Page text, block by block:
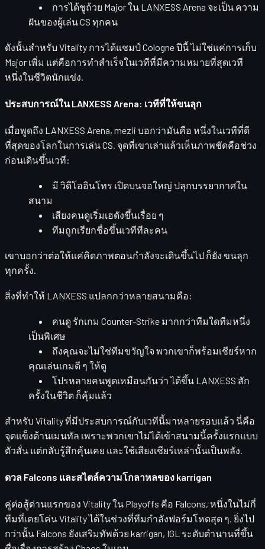
การได้ชูถ้วย Major ใน LANXESS Arena จะเป็น ความ
ฝันของผู้เล่น CS ทุกคน
ดังนั้นสำหรับ Vitality การได้แชมป์ Cologne ปีนี้ ไม่ใช่แค่การเก็บ
Major เพิ่ม แต่คือการทำสำเร็จในเวทีที่มีความหมายที่สุดเวที
หนึ่งในชีวิตนักแข่ง.
ประสบการณ์ใน LANXESS Arena: เวทีที่ให้ขนลุก
เมื่อพูดถึง LANXESS Arena, mezii บอกว่ามันคือ หนึ่งในเวทีที่ดี
ที่สุดของโลกในการเล่น CS. จุดที่เขาเล่าแล้วเห็นภาพชัดคือช่วง
ก่อนเดินขึ้นเวที:
มี วิดีโออินโทร เปิดบนจอใหญ่ ปลุกบรรยากาศใน
สนาม
เสียงคนดูเริ่มเฮดังขึ้นเรื่อย ๆ
ทีมถูกเรียกชื่อขึ้นเวทีทีละคน
เขาบอกว่าต่อให้แค่คิดภาพตอนกำลังจะเดินขึ้นไป ก็ยัง ขนลุก
ทุกครั้ง.
สิ่งที่ทำให้ LANXESS แปลกกว่าหลายสนามคือ:
คนดู รักเกม Counter-Strike มากกว่าทีมใดทีมหนึ่ง
เป็นพิเศษ
ถึงคุณจะไม่ใช่ทีมขวัญใจ พวกเขาก็พร้อมเชียร์หาก
คุณเล่นเกมดี ๆ ให้ดู
โปรหลายคนพูดเหมือนกันว่าได้ขึ้น LANXESS สัก
ครั้งในชีวิต ก็คุ้มแล้ว
สำหรับ Vitality ที่มีประสบการณ์กับเวทีนี้มาหลายรอบแล้ว นี่คือ
จุดแข็งด้านเมนทัล เพราะพวกเขาไม่ได้เข้าสนามนี้ครั้งแรกแบบ
ตัวสั่น แต่กลับรู้สึกคุ้นเคย และใช้เสียงเชียร์เหล่านั้นเป็นพลัง.
ดวล Falcons และสไตล์ความโกลาหลของ karrigan
คู่ต่อสู้ด่านแรกของ Vitality ใน Playoffs คือ Falcons, หนึ่งในไม่กี่
ทีมที่เคยโค่น Vitality ได้ในช่วงที่ทีมกำลังฟอร์มโหดสุด ๆ. ยิ่งไป
กว่านั้น Falcons ยังเสริมทัพด้วย karrigan, IGL ระดับตำนานที่ขึ้น